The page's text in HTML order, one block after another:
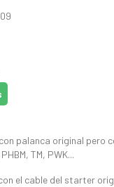
palanca original pero
TM, PWK...
el cable del starter